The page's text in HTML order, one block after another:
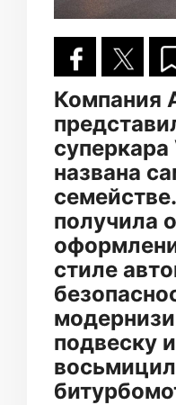
Компания
суперкара
названа
получила
стиле
подвеску и